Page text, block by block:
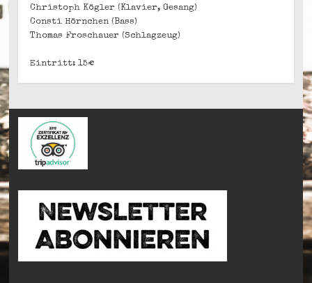
Christoph Kögler (Klavier, Gesang)
Consti Hörnchen (Bass)
Thomas Froschauer (Schlagzeug)
Eintritt: 15€